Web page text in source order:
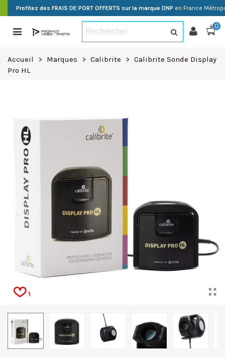
Profitez des FRAIS DE PORT OFFERTS sur la marque DNP en France
0
Accueil > Marques > Calibrite > Calibrite Sonde Display
Pro HL
1